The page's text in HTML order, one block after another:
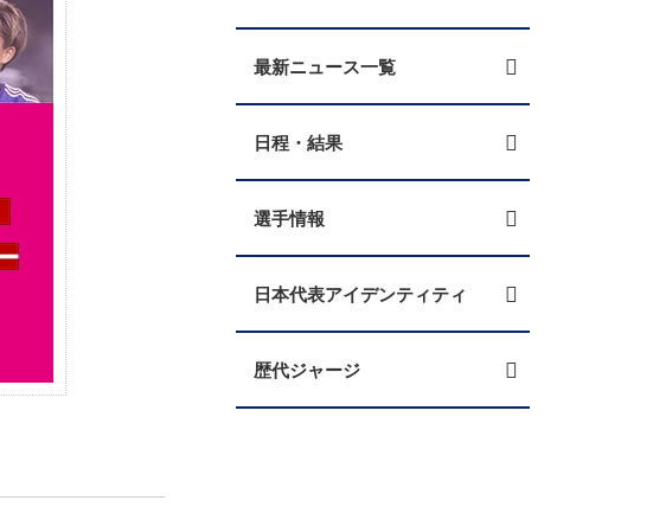
最新ニュース一覧
日程・結果
選手情報
日本代表アイデンティティ
歴代ジャージ